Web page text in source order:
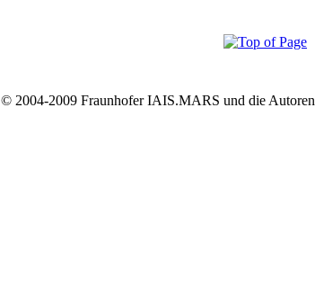
© 2004-2009 Fraunhofer IAIS.MARS und die Autoren